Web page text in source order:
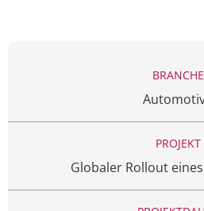
BRANCHE
PROJEKT
Globaler Rollout eines